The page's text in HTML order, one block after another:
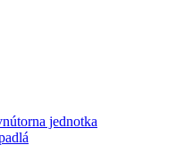
jednotka